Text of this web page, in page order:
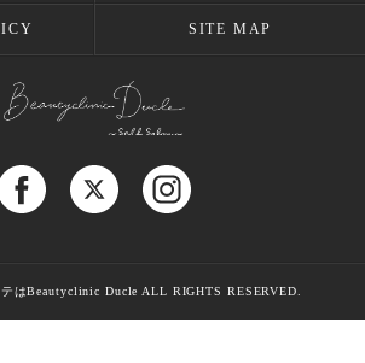
SITE MAP
はBeautyclinic Ducle ALL RIGHTS RESERVED.